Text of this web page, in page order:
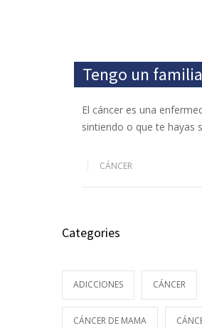
Tengo un
El cáncer es una
sintiendo o que te hayas
CÁNCER
Categories
ADICCIONES CÁNCER
CÁNCER DE MAMA